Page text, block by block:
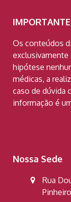
Os conteúdos
exclusivamente
hipótese
médicas, a
caso de dúvida
informação é
Nossa Sede
Rua